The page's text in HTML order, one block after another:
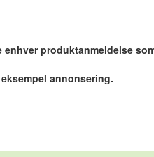
produktanmeldelse
annonsering.